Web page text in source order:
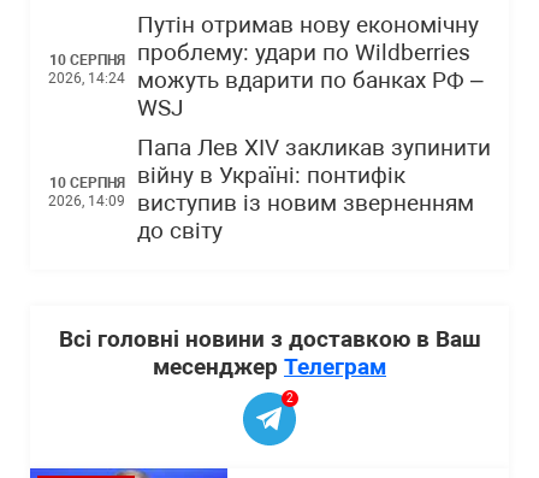
10 СЕРПНЯ
2026, 14:24
Путін отримав нову економічну
проблему: удари по Wildberries
можуть вдарити по банках РФ –
WSJ
10 СЕРПНЯ
2026, 14:09
Папа Лев XIV закликав зупинити
війну в Україні: понтифік
виступив із новим зверненням
до світу
Всі головні новини з доставкою в Ваш
месенджер Телеграм
2